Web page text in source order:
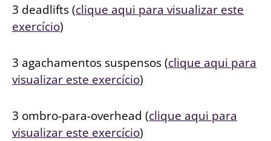
3 deadlifts (clique aqui para visualizar este
exercício)
3 agachamentos suspensos (clique aqui para
visualizar este exercício)
3 ombro-para-overhead (clique aqui para
visualizar este exercício)